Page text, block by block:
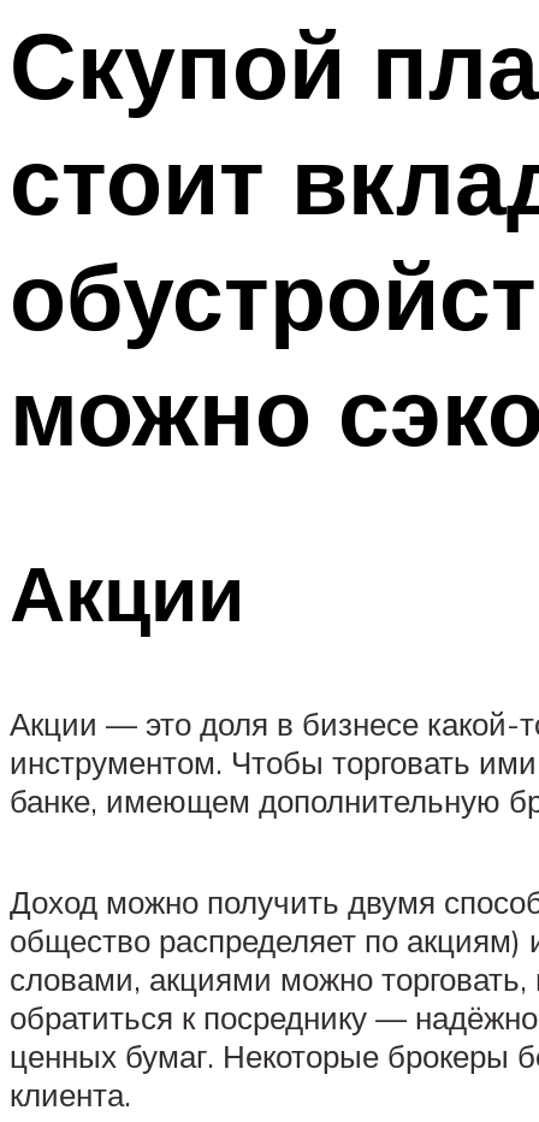
Скупой
стоит
можно
Акции
Акции — это доля в бизнесе
инструментом. Чтобы торговать
банке, имеющем дополнительную
Доход можно получить двумя
общество распределяет по
словами, акциями можно
обратиться к посреднику —
ценных бумаг. Некоторые брокеры
клиента.